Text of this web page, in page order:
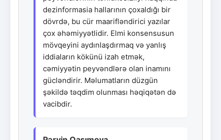
dezinformasia hallarının çoxaldığı bir
dövrdə, bu cür maarifləndirici yazılar
çox əhəmiyyətlidir. Elmi konsensusun
mövqeyini aydınlaşdırmaq və yanlış
iddiaların kökünü izah etmək,
cəmiyyətin peyvəndlərə olan inamını
gücləndirir. Məlumatların düzgün
şəkildə təqdim olunması həqiqətən də
vacibdir.